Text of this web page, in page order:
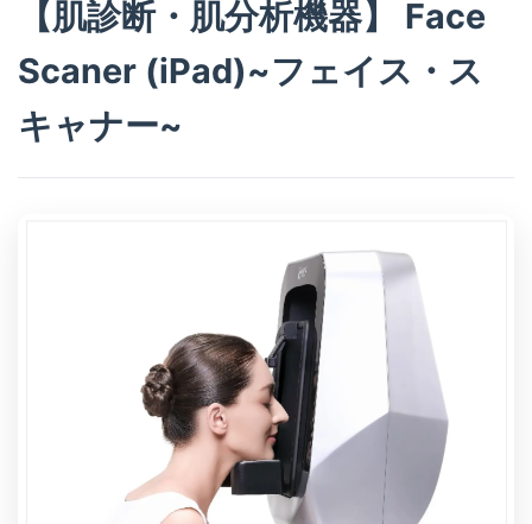
【肌診断・肌分析機器】 Face
Scaner (iPad)~フェイス・ス
キャナー~